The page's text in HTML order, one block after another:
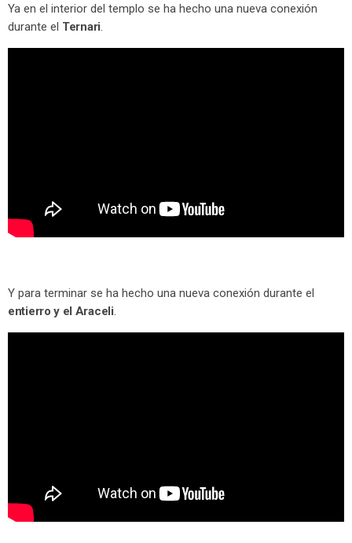
Ya en el interior del templo se ha hecho una nueva conexión
durante el Ternari.
Y para terminar se ha hecho una nueva conexión durante el
entierro y el Araceli.